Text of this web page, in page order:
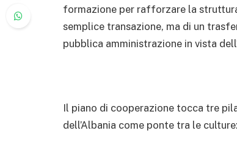
formazione per rafforzare la
semplice transazione, ma di un
pubblica amministrazione in vista
Il piano di cooperazione tocca tre
dell’Albania come ponte tra le culture: